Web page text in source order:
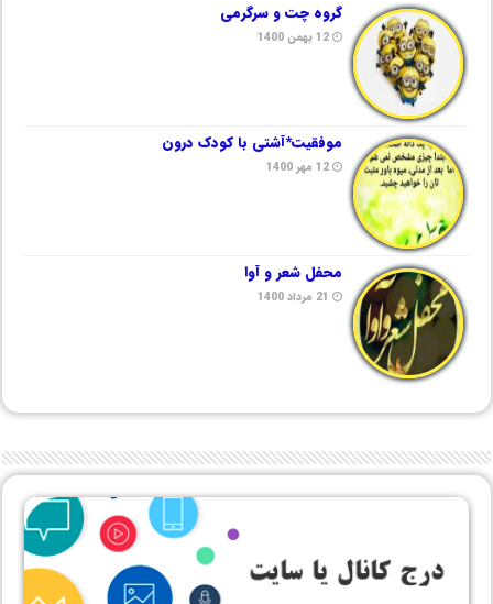
گروه چت و سرگرمی
12 بهمن 1400
موفقیت*آشتی با کودک درون
12 مهر 1400
محفل شعر و آوا
21 مرداد 1400